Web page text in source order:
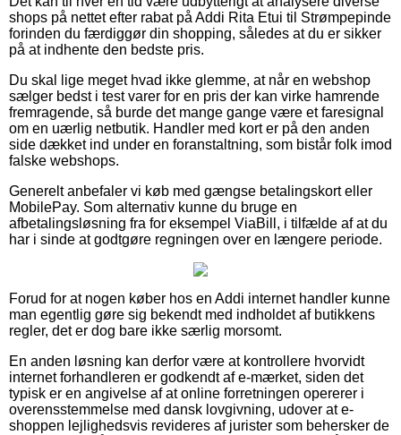
shops på nettet efter rabat på Addi Rita Etui til Strømpepinde
forinden du færdiggør din shopping, således at du er sikker
på at indhente den bedste pris.
Du skal lige meget hvad ikke glemme, at når en webshop
sælger bedst i test varer for en pris der kan virke hamrende
fremragende, så burde det mange gange være et faresignal
om en uærlig netbutik. Handler med kort er på den anden
side dækket ind under en foranstaltning, som bistår folk imod
falske webshops.
Generelt anbefaler vi køb med gængse betalingskort eller
MobilePay. Som alternativ kunne du bruge en
afbetalingsløsning fra for eksempel ViaBill, i tilfælde af at du
har i sinde at godtgøre regningen over en længere periode.
Forud for at nogen køber hos en Addi internet handler kunne
man egentlig gøre sig bekendt med indholdet af butikkens
regler, det er dog bare ikke særlig morsomt.
En anden løsning kan derfor være at kontrollere hvorvidt
internet forhandleren er godkendt af e-mærket, siden det
typisk er en angivelse af at online forretningen opererer i
overensstemmelse med dansk lovgivning, udover at e-
shoppen lejlighedsvis revideres af jurister som behersker de